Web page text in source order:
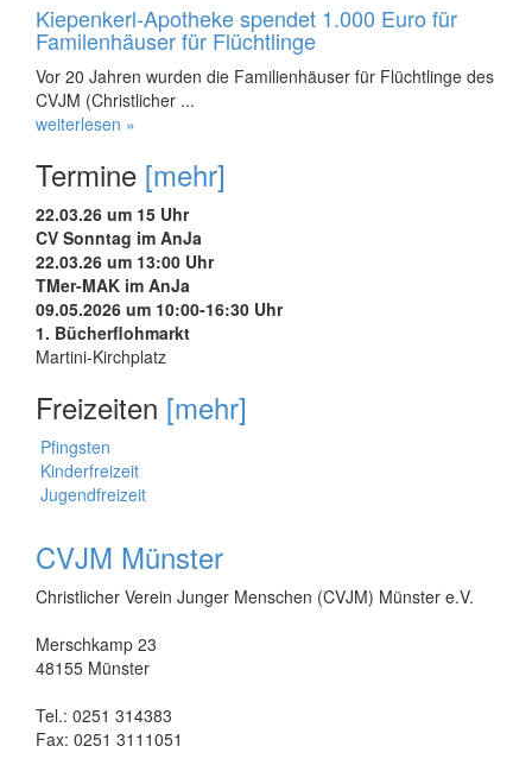
Kiepenkerl-Apotheke spendet 1.000 Euro für
Familenhäuser für Flüchtlinge
Vor 20 Jahren wurden die Familienhäuser für Flüchtlinge des
CVJM (Christlicher ...
weiterlesen »
Termine [mehr]
22.03.26 um 15 Uhr
CV Sonntag im AnJa
22.03.26 um 13:00 Uhr
TMer-MAK im AnJa
09.05.2026 um 10:00-16:30 Uhr
1. Bücherflohmarkt
Martini-Kirchplatz
Freizeiten [mehr]
Pfingsten
Kinderfreizeit
Jugendfreizeit
CVJM Münster
Christlicher Verein Junger Menschen (CVJM) Münster e.V.
Merschkamp 23
48155 Münster
Tel.: 0251 314383
Fax: 0251 3111051